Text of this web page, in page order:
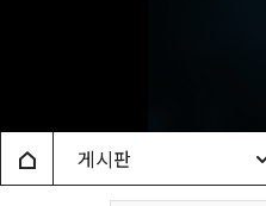
Home 게시판